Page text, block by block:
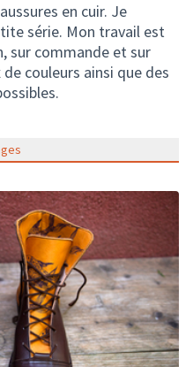
en cuir. Je
série. Mon travail est
sur commande et sur
couleurs ainsi que des